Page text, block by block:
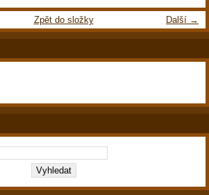
Další →
Zpět do složky